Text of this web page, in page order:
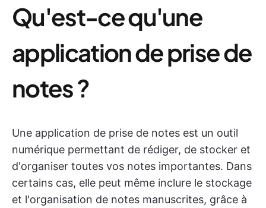
Qu'est-ce qu'une
application de prise de
notes ?
Une application de prise de notes est un outil
numérique permettant de rédiger, de stocker et
d'organiser toutes vos notes importantes. Dans
certains cas, elle peut même inclure le stockage
et l'organisation de notes manuscrites, grâce à